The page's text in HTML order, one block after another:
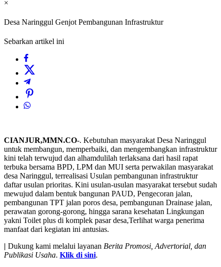
×
Desa Naringgul Genjot Pembangunan Infrastruktur
Sebarkan artikel ini
CIANJUR,MMN.CO-. Kebutuhan masyarakat Desa Naringgul
untuk membangun, memperbaiki, dan mengembangkan infrastruktur
kini telah terwujud dan alhamdulilah terlaksana dari hasil rapat
terbuka bersama BPD, LPM dan MUI serta perwakilan masyarakat
desa Naringgul, terrealisasi Usulan pembangunan infrastruktur
daftar usulan prioritas. Kini usulan-usulan masyarakat tersebut sudah
mewujud dalam bentuk bangunan PAUD, Pengecoran jalan,
pembangunan TPT jalan poros desa, pembangunan Drainase jalan,
perawatan gorong-gorong, hingga sarana kesehatan Lingkungan
yakni Toilet plus di komplek pasar desa,Terlihat warga penerima
manfaat dari kegiatan ini antusias.
| Dukung kami melalui layanan Berita Promosi, Advertorial, dan
Publikasi Usaha. Klik di sini.